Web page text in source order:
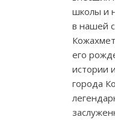
школы и
в нашей
его
истории
города